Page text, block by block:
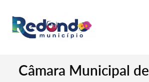
Câmara Municipal de